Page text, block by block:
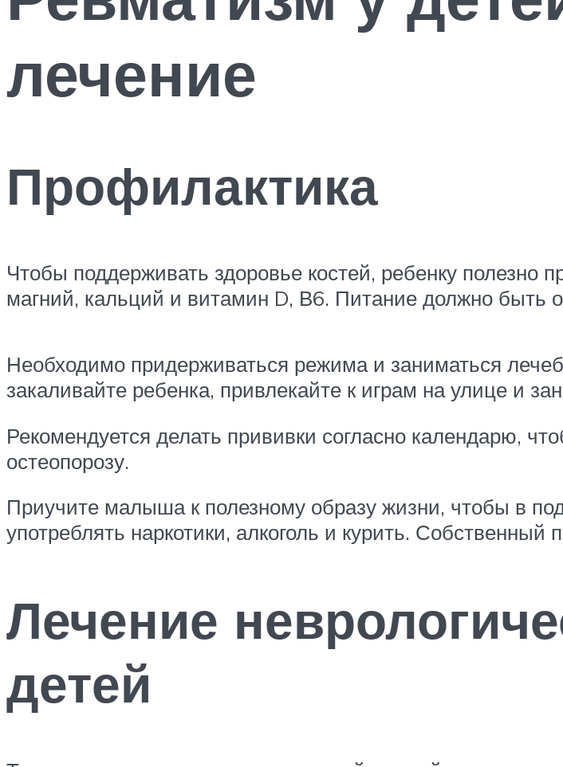
лечение
Профилактика
Чтобы поддерживать здоровье костей, ребенку
магний, кальций и витамин D, В6. Питание должно быть
Необходимо придерживаться режима и заниматься
закаливайте ребенка, привлекайте к играм на улице и
Рекомендуется делать прививки согласно календарю,
остеопорозу.
Приучите малыша к полезному образу жизни, чтобы в
употреблять наркотики, алкоголь и курить.
Лечение
детей